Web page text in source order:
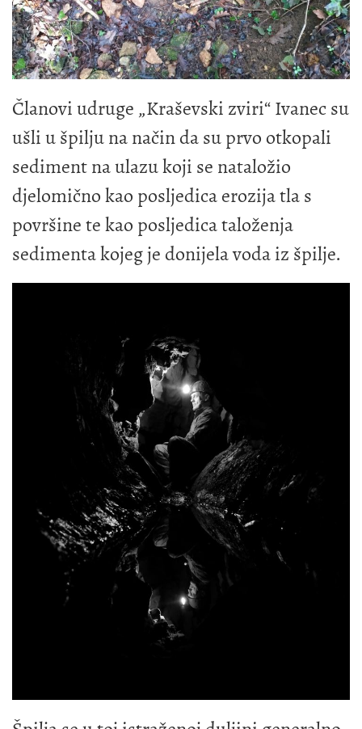
Članovi udruge „Kraševski zviri“ Ivanec su
ušli u špilju na način da su prvo otkopali
sediment na ulazu koji se nataložio
djelomično kao posljedica erozija tla s
površine te kao posljedica taloženja
sedimenta kojeg je donijela voda iz špilje.